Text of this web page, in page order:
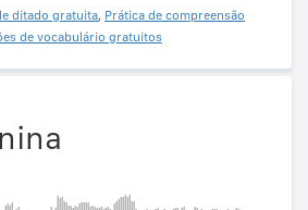
ditado gratuita, Prática de compreensão
de vocabulário gratuitos